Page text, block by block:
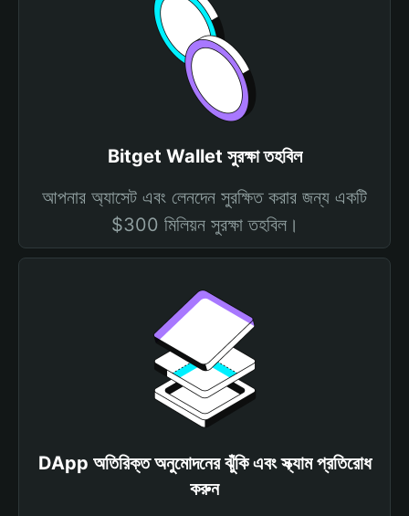
Bitget Wallet সুরক্ষা তহবিল
আপনার অ্যাসেট এবং লেনদেন সুরক্ষিত করার জন্য একটি
$300 মিলিয়ন সুরক্ষা তহবিল।
DApp অতিরিক্ত অনুমোদনের ঝুঁকি এবং স্ক্যাম প্রতিরোধ
করুন